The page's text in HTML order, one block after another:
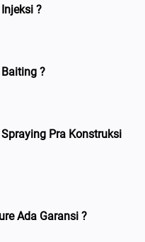
?
?
Pra Konstruksi
Ada Garansi ?